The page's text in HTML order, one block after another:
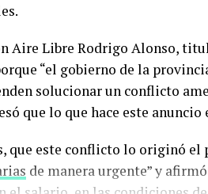
Aire Libre Rodrigo Alonso,
“el gobierno de la
solucionar un conflicto
que lo que hace este
que este conflicto lo originó el
de manera urgente” y